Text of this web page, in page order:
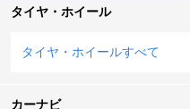
タイヤ・ホイール
タイヤ・ホイールすべて
カーナビ